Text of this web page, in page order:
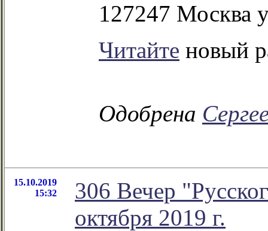
127247 Москва
Читайте новый
Одобрена
15.10.2019
15:32
306 Вечер
октября 2019 г.